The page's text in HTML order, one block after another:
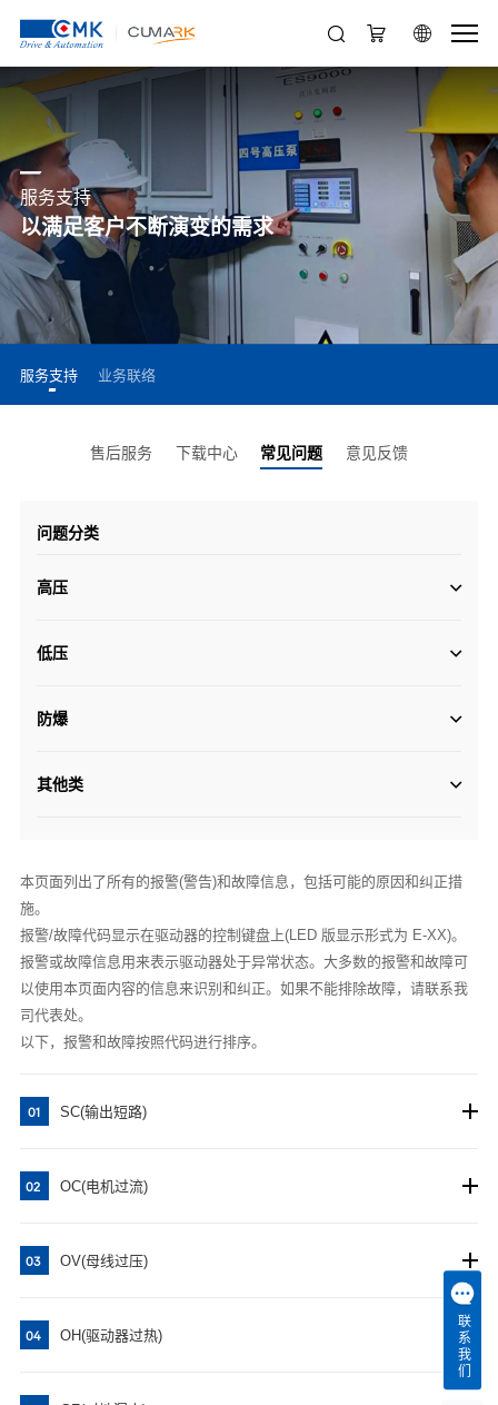
服务支持
以满足客户不断演变的需求
服务支持 业务联络
售后服务 下载中心 常见问题 意见反馈
问题分类
高压
低压
防爆
其他类
本页面列出了所有的报警(警告)和故障信息，包括可能的原因和纠正措
施。
报警/故障代码显示在驱动器的控制键盘上(LED 版显示形式为 E-XX)。
报警或故障信息用来表示驱动器处于异常状态。大多数的报警和故障可
以使用本页面内容的信息来识别和纠正。如果不能排除故障，请联系我
司代表处。
以下，报警和故障按照代码进行排序。
01 SC(输出短路)
02 OC(电机过流)
03 OV(母线过压)
04 OH(驱动器过热) 联系我们